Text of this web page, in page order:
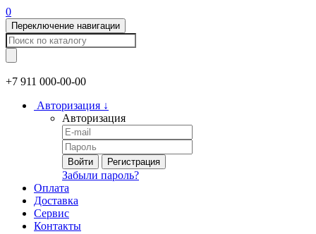
0
Переключение навигации
+7 911 000-00-00
Авторизация ↓
Авторизация
Войти Регистрация
Забыли пароль?
Оплата
Доставка
Сервис
Контакты